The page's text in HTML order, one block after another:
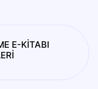
E-KİTABI